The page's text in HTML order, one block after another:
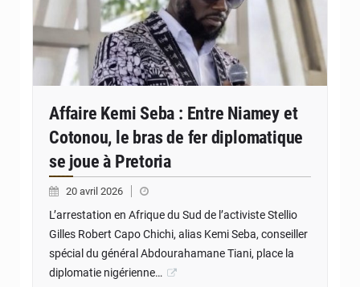
Affaire Kemi Seba : Entre Niamey et
Cotonou, le bras de fer diplomatique
se joue à Pretoria
20 avril 2026
L’arrestation en Afrique du Sud de l’activiste Stellio
Gilles Robert Capo Chichi, alias Kemi Seba, conseiller
spécial du général Abdourahamane Tiani, place la
diplomatie nigérienne…